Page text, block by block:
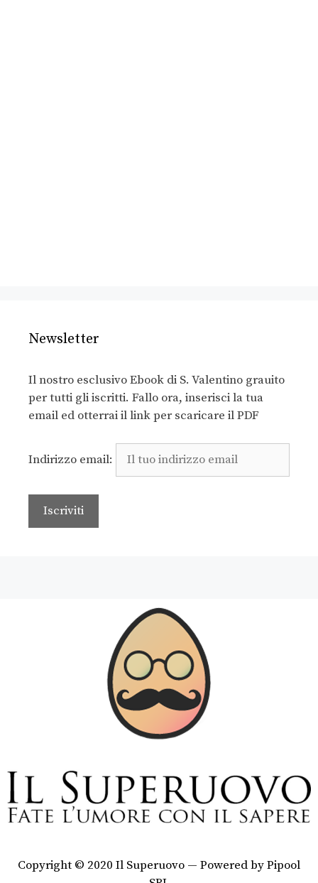
Newsletter
Il nostro esclusivo Ebook di S. Valentino grauito
per tutti gli iscritti. Fallo ora, inserisci la tua
email ed otterrai il link per scaricare il PDF
Indirizzo email:
Copyright © 2020 Il Superuovo — Powered by Pipool